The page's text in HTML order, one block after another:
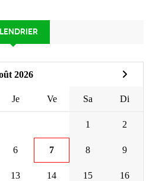
2026
Je Ve Sa Di
1 2
6 7 8 9
13 14 15 16